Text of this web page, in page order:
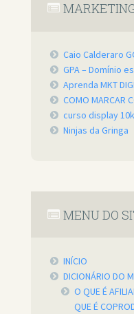
Caio Calderaro
GPA – Domínio
Aprenda MKT
COMO MARCAR
curso display 10k
Ninjas da Gringa
MENU DO
INÍCIO
DICIONÁRIO DO
O QUE É
QUE É